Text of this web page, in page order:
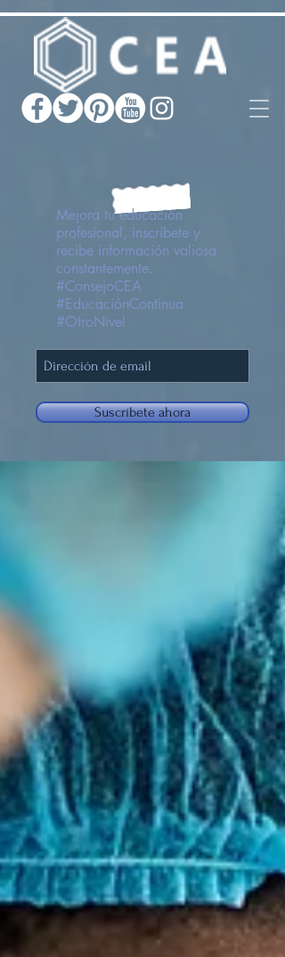
Mejora tu educación
profesional, inscribete y
recibe información valiosa
constantemente.
#ConsejoCEA
#EducaciónContinua
#OtroNivel
Suscríbete ahora